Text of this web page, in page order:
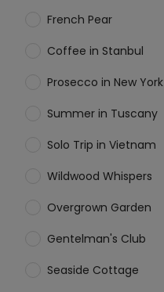
French Pear
Coffee in Stanbul
Prosecco in New York
Summer in Tuscany
Solo Trip in Vietnam
Wildwood Whispers
Overgrown Garden
Gentelman's Club
Seaside Cottage